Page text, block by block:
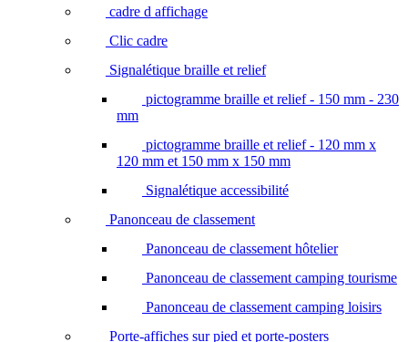
cadre d affichage
Clic cadre
Signalétique braille et relief
pictogramme braille et relief - 150 mm - 230
mm
pictogramme braille et relief - 120 mm x
120 mm et 150 mm x 150 mm
Signalétique accessibilité
Panonceau de classement
Panonceau de classement hôtelier
Panonceau de classement camping tourisme
Panonceau de classement camping loisirs
Porte-affiches sur pied et porte-posters